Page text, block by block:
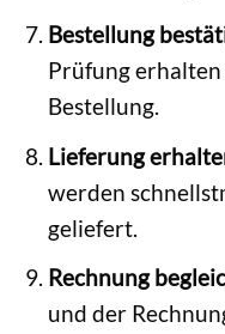
Bestellung
Prüfung
Bestellung.
Lieferung
werden
geliefert.
Rechnung
und der